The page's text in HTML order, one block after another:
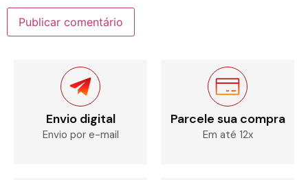
Envio digital
Envio por e-mail
Parcele sua compra
Em até 12x